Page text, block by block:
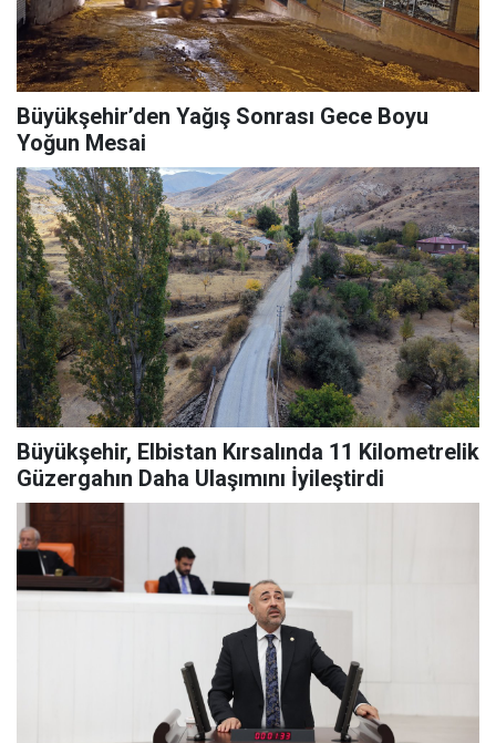
Büyükşehir’den Yağış Sonrası Gece Boyu
Yoğun Mesai
Büyükşehir, Elbistan Kırsalında 11 Kilometrelik
Güzergahın Daha Ulaşımını İyileştirdi